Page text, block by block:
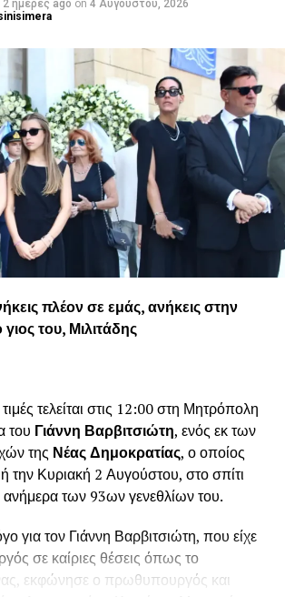
2 ημέρες ago on 4 Αυγούστου, 2026
πλέον σε εμάς, ανήκεις στην
γιος του, Μιλιτάδης
τελείται στις 12:00 στη Μητρόπολη
του Γιάννη Βαρβιτσιώτη, ενός εκ των
της Νέας Δημοκρατίας, ο οποίος
την Κυριακή 2 Αυγούστου, στο σπίτι
των 93ων γενεθλίων του.
για τον Γιάννη Βαρβιτσιώτη, που είχε
σε καίριες θέσεις όπως το
εκφώνησε ο πρωθυπουργός και